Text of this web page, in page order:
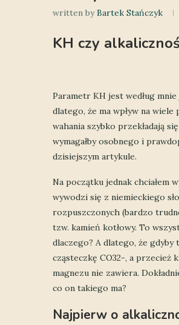
written byBartek Stańczyk
KH czy
Parametr KH jest według
dlatego, że ma wpływ na
wahania szybko przekładają
wymagałby osobnego i
dzisiejszym artykule.
Na początku jednak chciałem
wywodzi się z niemieckiego
rozpuszczonych (bardzo
tzw. kamień kotłowy. To
dlaczego? A dlatego, że gdyby
cząsteczkę CO32-, a przecież
magnezu nie zawiera.
co on takiego ma?
Najpierw o